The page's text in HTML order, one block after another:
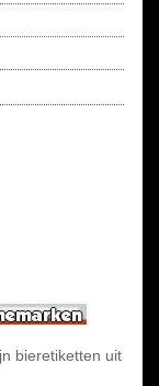
bieretiketten uit